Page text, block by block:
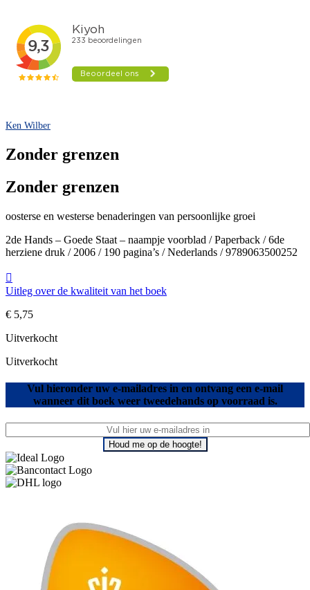
Ken Wilber
Zonder grenzen
Zonder grenzen
oosterse en westerse benaderingen van persoonlijke groei
2de Hands – Goede Staat – naampje voorblad / Paperback / 6de
herziene druk / 2006 / 190 pagina’s / Nederlands / 9789063500252
Uitleg over de kwaliteit van het boek
€ 5,75
Uitverkocht
Uitverkocht
Vul hieronder uw e-mailadres in en ontvang een e-mail
wanneer dit boek weer tweedehands op voorraad is.
Houd me op de hoogte!